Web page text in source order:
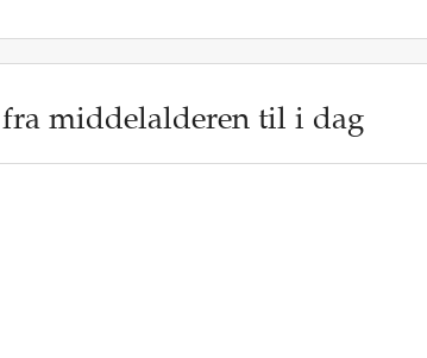
middelalderen til i dag